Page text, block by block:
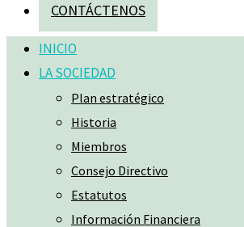
CONTÁCTENOS
INICIO
LA SOCIEDAD
Plan estratégico
Historia
Miembros
Consejo Directivo
Estatutos
Información Financiera